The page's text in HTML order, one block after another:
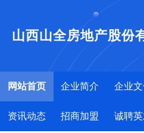
山西山全房地产股份
网站首页 企业简介 企业
资讯动态 招商加盟 诚聘